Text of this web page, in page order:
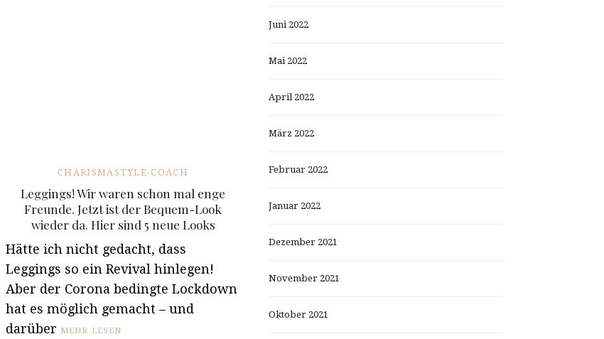
CHARISMASTYLE-COACH
Leggings! Wir waren schon mal enge
Freunde. Jetzt ist der Bequem-Look
wieder da. Hier sind 5 neue Looks
Hätte ich nicht gedacht, dass
Leggings so ein Revival hinlegen!
Aber der Corona bedingte Lockdown
hat es möglich gemacht – und
darüber MEHR LESEN
Juni 2022
Mai 2022
April 2022
März 2022
Februar 2022
Januar 2022
Dezember 2021
November 2021
Oktober 2021